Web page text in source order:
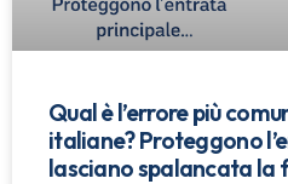
Qual è l’errore più
italiane? Proteggono
lasciano spalancata la